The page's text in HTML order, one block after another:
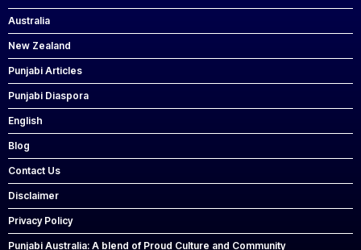
Australia
New Zealand
Punjabi Articles
Punjabi Diaspora
English
Blog
Contact Us
Disclaimer
Privacy Policy
Punjabi Australia: A blend of Proud Culture and Community